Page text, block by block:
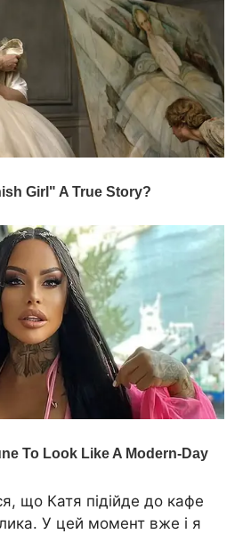
що Катя підійде до кафе
У цей момент вже і я